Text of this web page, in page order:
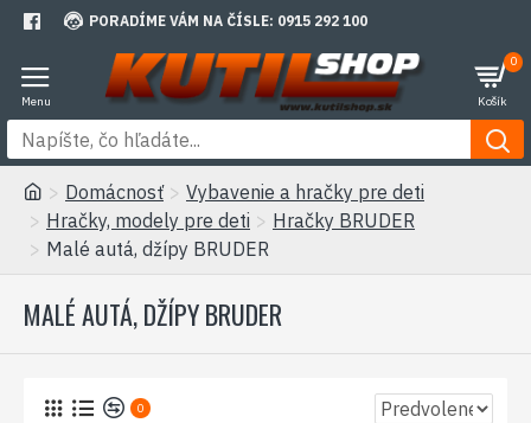
PORADÍME VÁM NA ČÍSLE: 0915 292 100
0
Domácnosť
Vybavenie a hračky pre deti
Hračky, modely pre deti
Hračky BRUDER
Malé autá, džípy BRUDER
MALÉ AUTÁ, DŽÍPY BRUDER
0